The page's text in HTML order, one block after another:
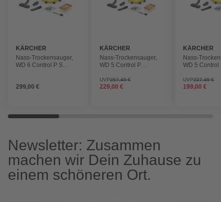
KÄRCHER
Nass-Trockensauger,
WD 6 Control P S
299,00 €
KÄRCHER
Nass-Trockensauger,
WD 5 Control P
UVP257,49 €
229,00 €
KÄRCHER
Nass-
WD 5 Control
UVP227,49 €
199,00 €
Newsletter: Zusammen
machen wir Dein Zuhause zu
einem schöneren Ort.